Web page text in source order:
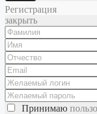
Регистрация
закрыть
Принимаю